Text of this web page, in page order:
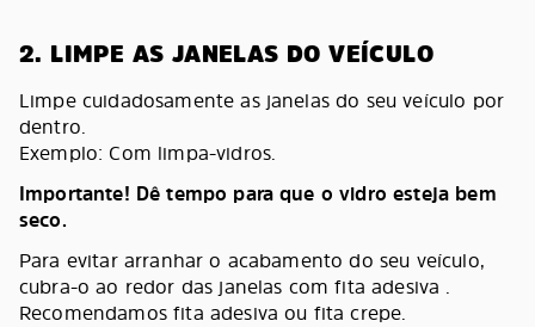
2. LIMPE AS JANELAS DO VEÍCULO
Limpe cuidadosamente as janelas do seu veículo por
dentro.
Exemplo: Com limpa-vidros.
Importante! Dê tempo para que o vidro esteja bem
seco.
Para evitar arranhar o acabamento do seu veículo,
cubra-o ao redor das janelas com fita adesiva .
Recomendamos fita adesiva ou fita crepe.